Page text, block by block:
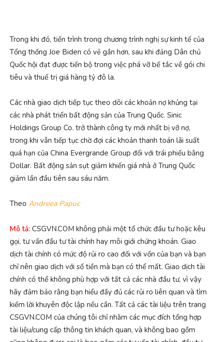
Trong khi đó, tiến trình trong chương trình nghị sự kinh tế của
Tổng thống Joe Biden có vẻ gần hơn, sau khi đảng Dân chủ
Quốc hội đạt được tiến bộ trong việc phá vỡ bế tắc về gói chi
tiêu và thuế trị giá hàng tỷ đô la.
Các nhà giao dịch tiếp tục theo dõi các khoản nợ khủng tại
các nhà phát triển bất động sản của Trung Quốc. Sinic
Holdings Group Co. trở thành công ty mới nhất bị vỡ nợ,
trong khi vẫn tiếp tục chờ đợi các khoản thanh toán lãi suất
quá hạn của China Evergrande Group đối với trái phiếu bằng
Dollar. Bất động sản sụt giảm khiến giá nhà ở Trung Quốc
giảm lần đầu tiên sau sáu năm.
Theo Andreea Papuc
Mô tả: CSGVN.COM không phải một tổ chức đầu tư hoặc kêu
gọi, tư vấn đầu tư tài chính hay môi giới chứng khoán. Giao
dịch tài chính có mức độ rủi ro cao đối với vốn của bạn và bạn
chỉ nên giao dịch với số tiền mà bạn có thể mất. Giao dịch tài
chính có thể không phù hợp với tất cả các nhà đầu tư, vì vậy
hãy đảm bảo rằng bạn hiểu đầy đủ các rủi ro liên quan và tìm
kiếm lời khuyên độc lập nếu cần. Tất cả các tài liệu trên trang
CSGVN.COM của chúng tôi chỉ nhằm các mục đích tổng hợp
tài liệu/cung cấp thông tin khách quan, và không bao gồm